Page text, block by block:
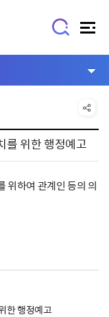
를 위한 행정예고
하여 관계인 등의 의
한 행정예고